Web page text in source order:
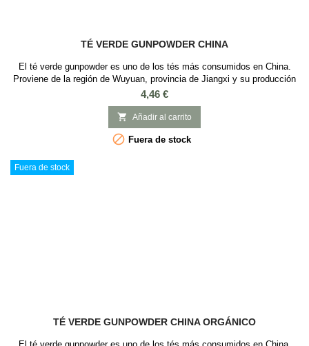
TÉ VERDE GUNPOWDER CHINA
El té verde gunpowder es uno de los tés más consumidos en China.
Proviene de la región de Wuyuan, provincia de Jiangxi y su producción
se remonta hasta la dinastia Tang (618-907) Su nombre "gunpowder"
proviene de la similitud entre la forma de las hojas y los granos de
pólvora que se usaban hace siglos. las hojas son enrolladas en esta
forma para mantener...
Precio
4,46 €
 Añadir al carrito
 Fuera de stock
Fuera de stock
TÉ VERDE GUNPOWDER CHINA ORGÁNICO